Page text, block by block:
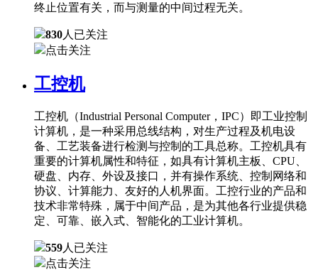
终止位置有关，而与测量的中间过程无关。
830人已关注
点击关注
工控机
工控机（Industrial Personal Computer，IPC）即工业控制
计算机，是一种采用总线结构，对生产过程及机电设
备、工艺装备进行检测与控制的工具总称。工控机具有
重要的计算机属性和特征，如具有计算机主板、CPU、
硬盘、内存、外设及接口，并有操作系统、控制网络和
协议、计算能力、友好的人机界面。工控行业的产品和
技术非常特殊，属于中间产品，是为其他各行业提供稳
定、可靠、嵌入式、智能化的工业计算机。
559人已关注
点击关注